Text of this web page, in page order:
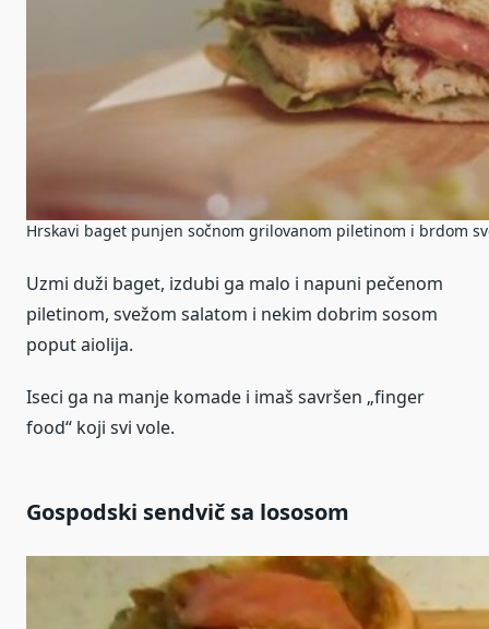
Hrskavi baget punjen sočnom grilovanom piletinom i brdom
Uzmi duži baget, izdubi ga malo i napuni pečenom
piletinom, svežom salatom i nekim dobrim sosom
poput aiolija.
Iseci ga na manje komade i imaš savršen „finger
food“ koji svi vole.
Gospodski sendvič sa lososom